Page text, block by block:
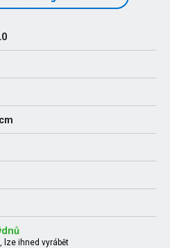
lze ihned vyrábět